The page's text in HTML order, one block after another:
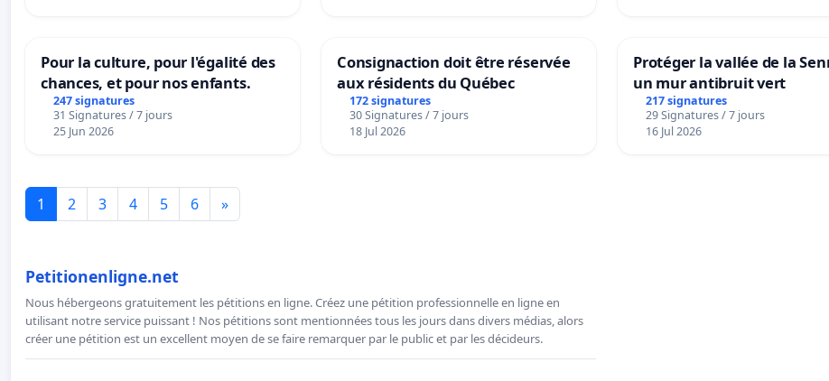
Pour la culture, pour l'égalité des
chances, et pour nos enfants.
247 signatures
31 Signatures / 7 jours
25 Jun 2026
Consignaction doit être réservée
aux résidents du Québec
172 signatures
30 Signatures / 7 jours
18 Jul 2026
Protéger la vallée de la
un mur antibruit vert
217 signatures
29 Signatures / 7 jours
16 Jul 2026
1 2 3 4 5 6 »
Petitionenligne.net
Nous hébergeons gratuitement les pétitions en ligne. Créez une pétition professionnelle en ligne en
utilisant notre service puissant ! Nos pétitions sont mentionnées tous les jours dans divers médias, alors
créer une pétition est un excellent moyen de se faire remarquer par le public et par les décideurs.